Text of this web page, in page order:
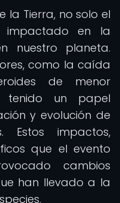
la Tierra, no solo el
impactado en la
nuestro planeta.
como la caída
de menor
tenido un papel
y evolución de
Estos impactos,
que el evento
cambios
han llevado a la